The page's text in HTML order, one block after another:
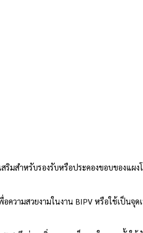
มสำหรับรองรับหรือประคองขอบของแผง
ความสวยงามในงาน BIPV หรือใช้เป็นจุ